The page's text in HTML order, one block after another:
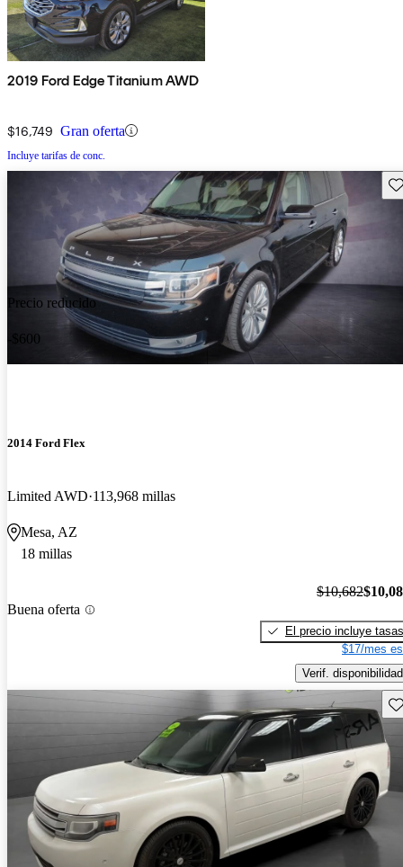
2019 Ford Edge Titanium AWD
$16,749 Gran oferta
Incluye tarifas de conc.
Precio reducido
-$600
2014 Ford Flex
Limited AWD 113,968 millas
Mesa, AZ
18 millas
Buena oferta
$10,682
El precio incluye tasas
$17/mes
Verif. disponibilidad